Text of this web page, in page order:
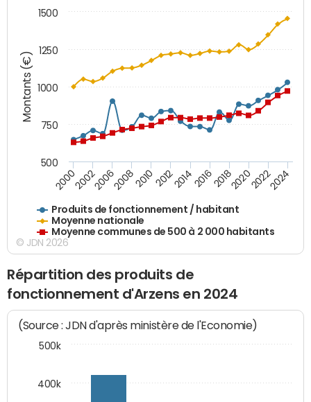
Montants (€)
Produits de fonctionnement / habitant
Moyenne nationale
Moyenne communes de 500 à 2 000 habitants
200020022006200820102012201420162018202020222024
500
750
1000
1250
1500
© JDN 2026
Répartition des produits de
fonctionnement d'Arzens en 2024
(Source : JDN d'après ministère de l'Economie)
400k
500k